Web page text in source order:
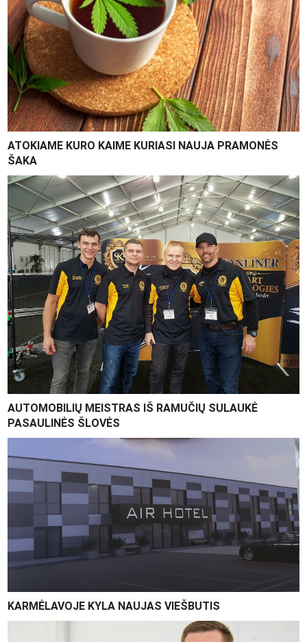
ATOKIAME KURO KAIME KURIASI NAUJA PRAMONĖS
ŠAKA
AUTOMOBILIŲ MEISTRAS IŠ RAMUČIŲ SULAUKĖ
PASAULINĖS ŠLOVĖS
KARMĖLAVOJE KYLA NAUJAS VIEŠBUTIS